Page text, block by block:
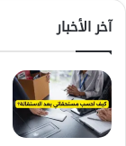
آخر الأخبار